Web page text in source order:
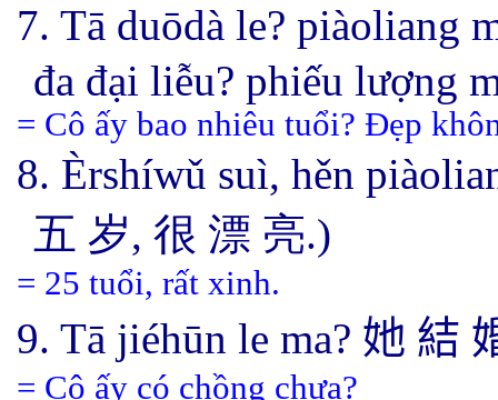
7. Tā duōdà le? piàoliang
đa đại liễu? phiếu lượng
= Cô ấy bao nhiêu tuổi? Đẹp
8. Èrshíwǔ suì, hěn
五 岁, 很 漂 亮.)
= 25 tuổi, rất xinh.
9. Tā jiéhūn le ma? 她 結
= Cô ấy có chồng chưa?